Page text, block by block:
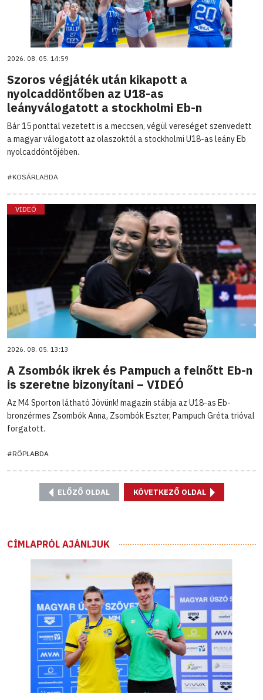
2026. 08. 05. 14:59
Szoros végjáték után kikapott a
nyolcaddöntőben az U18-as
leányválogatott a stockholmi Eb-n
Bár 15 ponttal vezetett is a meccsen, végül vereséget szenvedett
a magyar válogatott az olaszoktól a stockholmi U18-as leány Eb
nyolcaddöntőjében.
#KOSÁRLABDA
VIDEÓ
2026. 08. 05. 13:13
A Zsombók ikrek és Pampuch a felnőtt Eb-n
is szeretne bizonyítani – VIDEÓ
Az M4 Sporton látható Jövünk! magazin stábja az U18-as Eb-
bronzérmes Zsombók Anna, Zsombók Eszter, Pampuch Gréta trióval
forgatott.
#RÖPLABDA
ELŐZŐ OLDAL KÖVETKEZŐ OLDAL
CÍMLAPRÓL AJÁNLJUK